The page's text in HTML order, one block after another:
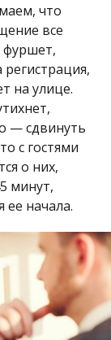
что
все
фуршет,
на улице.
— сдвинуть
с гостями
о них,
минут,
начала.